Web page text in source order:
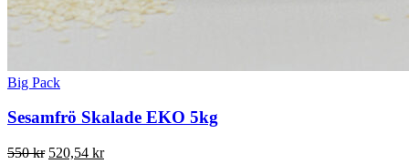
Big Pack
Sesamfrö Skalade EKO 5kg
550kr Det
520,54 krDet